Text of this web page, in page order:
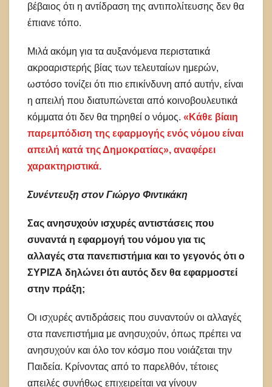
βέβαιος ότι η αντίδραση της αντιπολίτευσης δεν θα
έπιανε τόπο.
Μιλά ακόμη για τα αυξανόμενα περιστατικά
ακροαριστερής βίας των τελευταίων ημερών,
ωστόσο τονίζει ότι πιο επικίνδυνη από αυτήν, είναι
η απειλή που διατυπώνεται από κοινοβουλευτικά
κόμματα ότι δεν θα τηρηθεί ο νόμος. «Κάθε βίαιη
παρεμπόδιση της εφαρμογής ενός νόμου είναι
απειλή κατά της Δημοκρατίας», αναφέρει
χαρακτηριστικά.
Συνέντευξη στον Γιώργο Φιντικάκη
Σας ανησυχούν ισχυρές αντιστάσεις που
συναντά η εφαρμογή του νόμου για τις
αλλαγές στα πανεπιστήμια και το γεγονός ότι ο
ΣΥΡΙΖΑ δηλώνει ότι αυτός δεν θα εφαρμοστεί
στην πράξη;
Οι ισχυρές αντιδράσεις που συναντούν οι αλλαγές
στα πανεπιστήμια με ανησυχούν, όπως πρέπει να
ανησυχούν και όλο τον κόσμο που νοιάζεται την
Παιδεία. Κρίνοντας από το παρελθόν, τέτοιες
απειλές συνήθως επιχειρείται να γίνουν